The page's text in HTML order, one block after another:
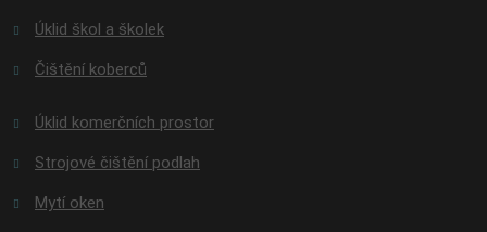
Úklid škol a školek
Čištění koberců
Úklid komerčních prostor
Strojové čištění podlah
Mytí oken